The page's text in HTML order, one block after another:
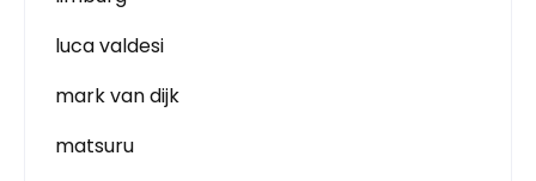
luca valdesi
mark van dijk
matsuru